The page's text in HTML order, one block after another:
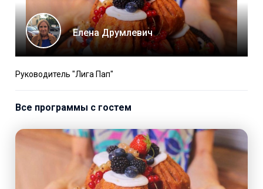
Елена Друмлевич
Руководитель "Лига Пап"
Все программы с гостем